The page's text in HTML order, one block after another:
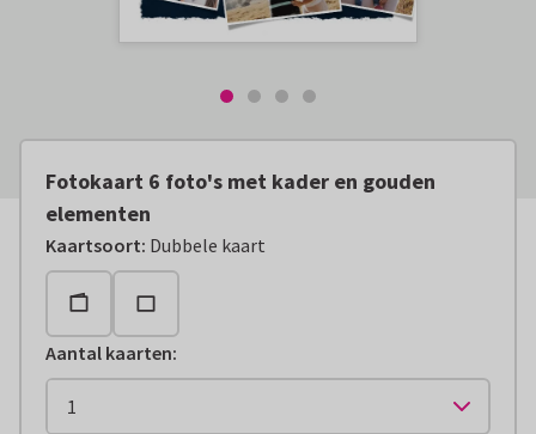
Fotokaart 6 foto's met kader en gouden
elementen
Kaartsoort: Dubbele kaart
Aantal kaarten: